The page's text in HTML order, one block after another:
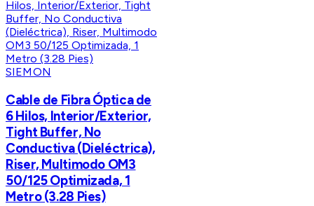
SIEMON
Cable de Fibra Óptica de
6 Hilos, Interior/Exterior,
Tight Buffer, No
Conductiva (Dieléctrica),
Riser, Multimodo OM3
50/125 Optimizada, 1
Metro (3.28 Pies)